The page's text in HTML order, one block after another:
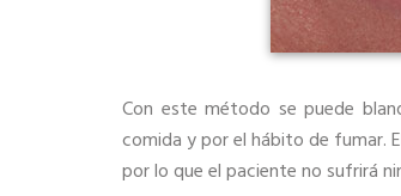
Con este método se puede
comida y por el hábito de fumar.
por lo que el paciente no sufrirá